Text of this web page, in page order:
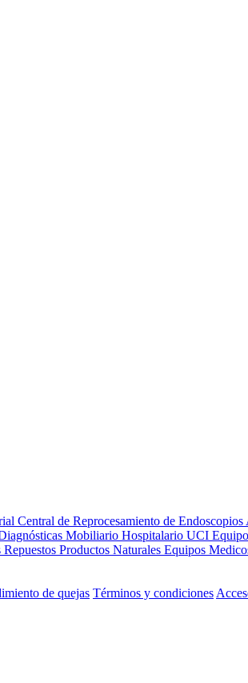
Central de Reprocesamiento de Endoscopios
Mobiliario Hospitalario UCI
Repuestos Productos Naturales Equipos
de quejas Términos y condiciones